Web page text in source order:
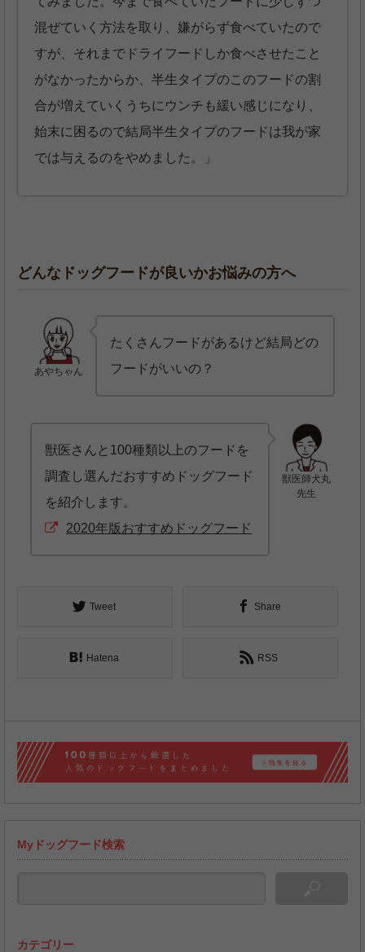
混ぜていく方法を取り、嫌がらず食べていたので
すが、それまでドライフードしか食べさせたこと
がなかったからか、半生タイプのこのフードの割
合が増えていくうちにウンチも緩い感じになり、
始末に困るので結局半生タイプのフードは我が家
では与えるのをやめました。」
どんなドッグフードが良いかお悩みの方へ
あやちゃん
たくさんフードがあるけど結局どの
フードがいいの？
獣医師犬丸
先生
獣医さんと100種類以上のフードを
調査し選んだおすすめドッグフード
を紹介します。
2020年版おすすめドッグフード
Tweet Share
Hatena RSS
Myドッグフード検索
カテゴリー